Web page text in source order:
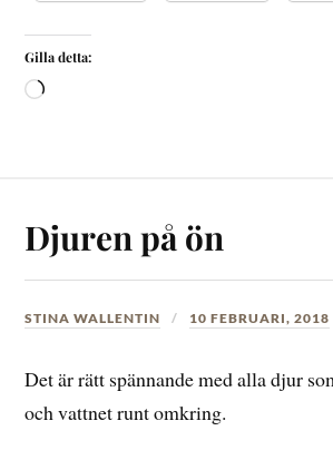
Gilla detta:
Djuren på ön
STINA WALLENTIN 10 FEBRUARI, 2018
Det är rätt spännande med alla djur
och vattnet runt omkring.